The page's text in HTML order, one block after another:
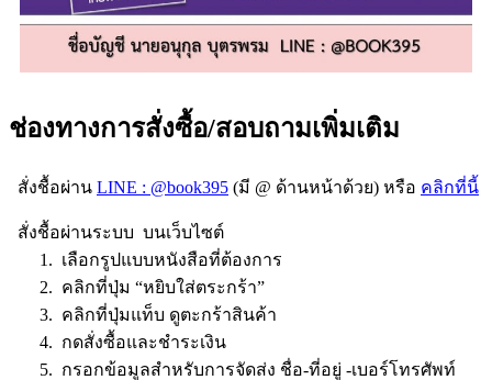
ช่องทางการสั่งซื้อ/สอบถามเพิ่มเติม
สั่งชื้อผ่าน LINE : @book395 (มี @ ด้านหน้าด้วย) หรือ คลิกที่นี้
สั่งชื้อผ่านระบบ บนเว็บไซต์
1. เลือกรูปแบบหนังสือที่ต้องการ
2. คลิกที่ปุ่ม “หยิบใส่ตระกร้า”
3. คลิกที่ปุ่มแท็บ ดูตะกร้าสินค้า
4. กดสั่งซื้อและชำระเงิน
5. กรอกข้อมูลสำหรับการจัดส่ง ชื่อ-ที่อยู่ -เบอร์โทรศัพท์